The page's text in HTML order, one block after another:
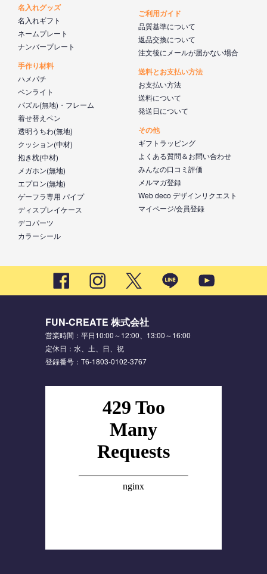
名入れグッズ
名入れギフト
ネームプレート
ナンバープレート
手作り材料
ハメパチ
ペンライト
パズル(無地)・フレーム
着せ替えペン
透明うちわ(無地)
クッション(中材)
抱き枕(中材)
メガホン(無地)
エプロン(無地)
ゲーフラ専用 パイプ
ディスプレイケース
デコパーツ
カラーシール
ご利用ガイド
品質基準について
返品交換について
注文後にメールが届かない場合
送料とお支払い方法
お支払い方法
送料について
発送日について
その他
ギフトラッピング
よくある質問＆お問い合わせ
みんなの口コミ評価
メルマガ登録
Web deco デザインリクエスト
マイページ/会員登録
FUN-CREATE 株式会社
営業時間：平日10:00～12:00、13:00～16:00
定休日：水、土、日、祝
登録番号：T6-1803-0102-3767